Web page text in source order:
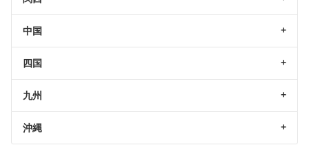
中国
四国
九州
沖縄